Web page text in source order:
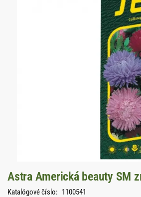
Astra Americká beauty SM
Katalógové číslo: 1100541